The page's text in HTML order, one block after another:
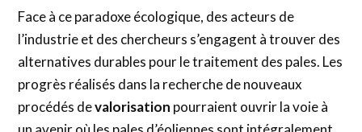
Face à ce paradoxe écologique, des acteurs de
l’industrie et des chercheurs s’engagent à trouver des
alternatives durables pour le traitement des pales. Les
progrès réalisés dans la recherche de nouveaux
procédés devalorisation pourraient ouvrir la voie à